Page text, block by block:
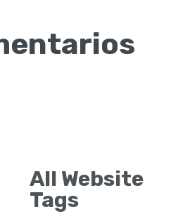
All Website
Tags